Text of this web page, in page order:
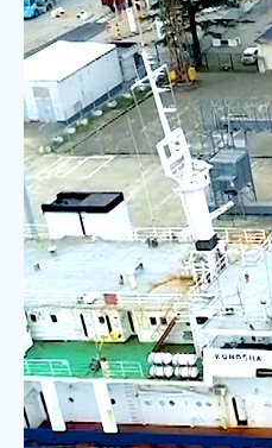
კორპორაციისგან
ფოთის პორტში
ტერმინალის
მშენებლობისა და
გაიგე მეტი